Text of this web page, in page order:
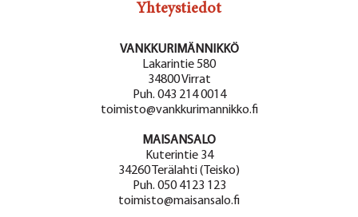
Yhteystiedot
VANKKURIMÄNNIKKÖ
Lakarintie 580
34800 Virrat
Puh. 043 214 0014
toimisto@vankkurimannikko.fi
MAISANSALO
Kuterintie 34
34260 Terälahti (Teisko)
Puh. 050 4123 123
toimisto@maisansalo.fi